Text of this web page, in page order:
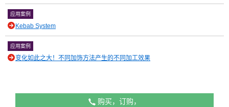
应用案例
Kebab System
应用案例
变化如此之大！不同加饰方法产生的不同加工效果
购买，订购，